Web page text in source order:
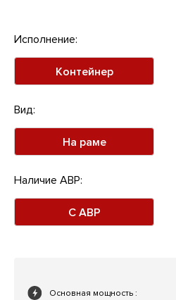
Исполнение:
Контейнер
Вид:
На раме
Наличие АВР:
С АВР
Основная мощность :